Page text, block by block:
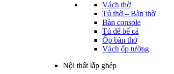
Vách thờ
Tủ thờ – Bàn thờ
Bàn console
Tủ để bể cá
Ốp bàn thờ
Vách ốp tường
Nội thất lắp ghép